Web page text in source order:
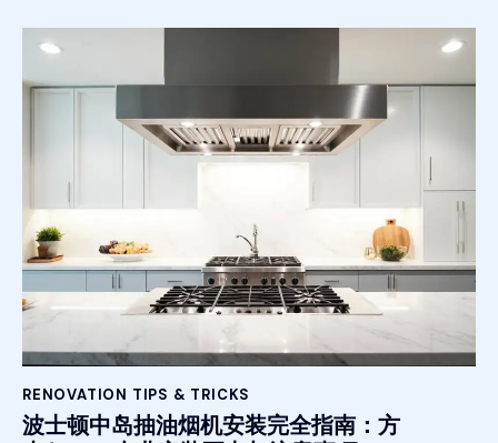
RENOVATION TIPS & TRICKS
波士顿中岛抽油烟机安装完全指南：方